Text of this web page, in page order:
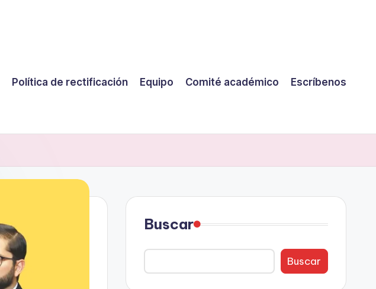
Política de rectificación Equipo Comité académico Escríbenos
Buscar
Buscar